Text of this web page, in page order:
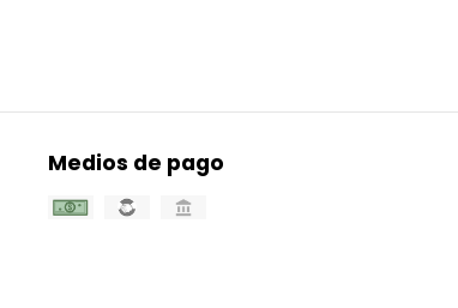
Medios de pago